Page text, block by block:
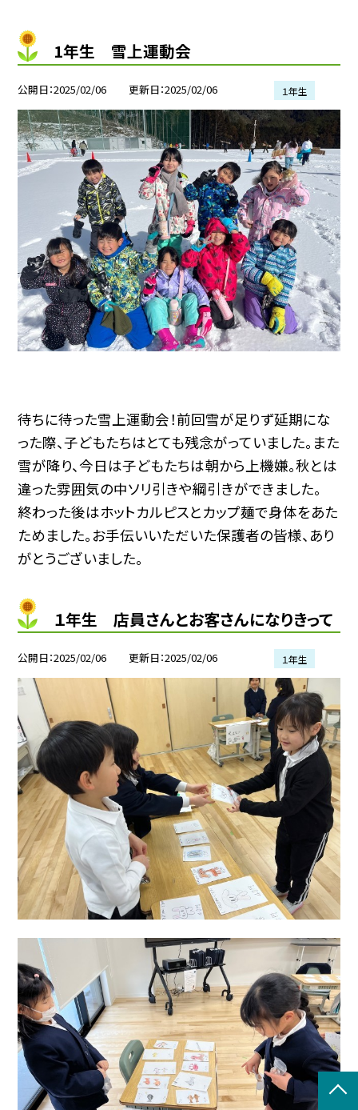
1年生 雪上運動会
公開日 2025/02/06 更新日 2025/02/06 １年生
待ちに待った雪上運動会！前回雪が足りず延期にな
った際、子どもたちはとても残念がっていました。また
雪が降り、今日は子どもたちは朝から上機嫌。秋とは
違った雰囲気の中ソリ引きや綱引きができました。
終わった後はホットカルピスとカップ麺で身体をあた
ためました。お手伝いいただいた保護者の皆様、あり
がとうございました。
１年生 店員さんとお客さんになりきって
公開日 2025/02/06 更新日 2025/02/06 １年生